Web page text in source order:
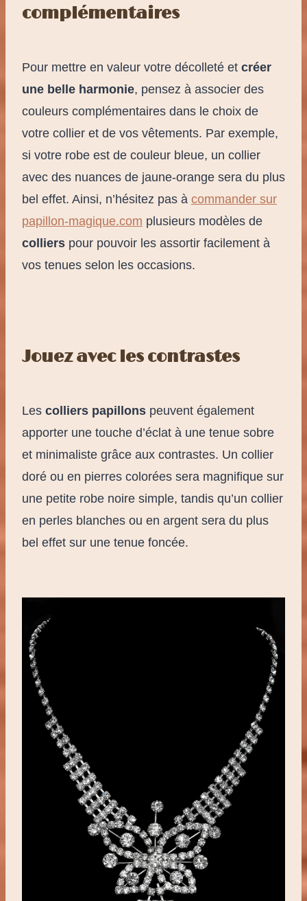
complémentaires
Pour mettre en valeur votre décolleté et créer
une belle harmonie, pensez à associer des
couleurs complémentaires dans le choix de
votre collier et de vos vêtements. Par exemple,
si votre robe est de couleur bleue, un collier
avec des nuances de jaune-orange sera du plus
bel effet. Ainsi, n’hésitez pas à commander sur
papillon-magique.com plusieurs modèles de
colliers pour pouvoir les assortir facilement à
vos tenues selon les occasions.
Jouez avec les contrastes
Les colliers papillons peuvent également
apporter une touche d’éclat à une tenue sobre
et minimaliste grâce aux contrastes. Un collier
doré ou en pierres colorées sera magnifique sur
une petite robe noire simple, tandis qu’un collier
en perles blanches ou en argent sera du plus
bel effet sur une tenue foncée.